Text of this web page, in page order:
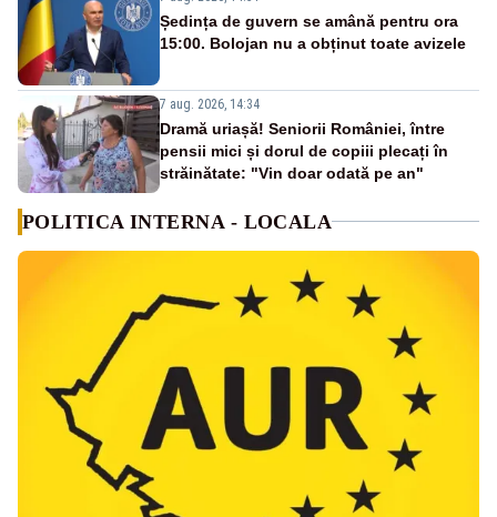
Ședința de guvern se amână pentru ora
15:00. Bolojan nu a obținut toate avizele
7 aug. 2026, 14:34
Dramă uriașă! Seniorii României, între
pensii mici și dorul de copiii plecați în
străinătate: "Vin doar odată pe an"
POLITICA INTERNA - LOCALA